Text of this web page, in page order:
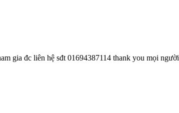
gia đc liên hệ sđt 01694387114 thank you mọi người